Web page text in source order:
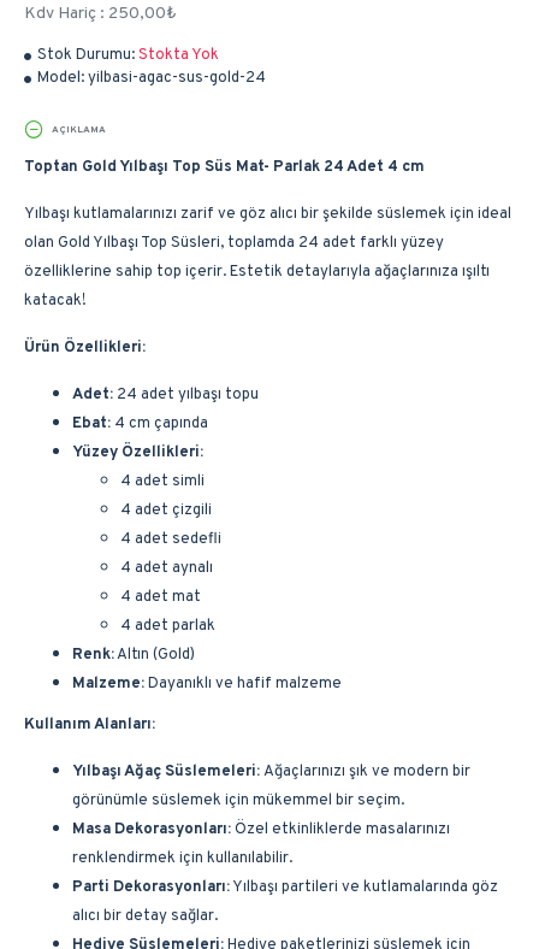
Stok Durumu:Stokta Yok
Model:yilbasi-agac-sus-gold-24
Kdv Hariç : 250,00₺
AÇIKLAMA
Toptan Gold Yılbaşı Top Süs Mat- Parlak 24 Adet 4 cm
Yılbaşı kutlamalarınızı zarif ve göz alıcı bir şekilde süslemek için ideal
olan Gold Yılbaşı Top Süsleri, toplamda 24 adet farklı yüzey
özelliklerine sahip top içerir. Estetik detaylarıyla ağaçlarınıza ışıltı
katacak!
Ürün Özellikleri:
Adet: 24 adet yılbaşı topu
Ebat: 4 cm çapında
Yüzey Özellikleri:
4 adet simli
4 adet çizgili
4 adet sedefli
4 adet aynalı
4 adet mat
4 adet parlak
Renk:Altın (Gold)
Malzeme:Dayanıklı ve hafif malzeme
Kullanım Alanları:
Yılbaşı Ağaç Süslemeleri:Ağaçlarınızı şık ve modern bir
görünümle süslemek için mükemmel bir seçim.
Masa Dekorasyonları:Özel etkinliklerde masalarınızı
renklendirmek için kullanılabilir.
Parti Dekorasyonları:Yılbaşı partileri ve kutlamalarında göz
alıcı bir detay sağlar.